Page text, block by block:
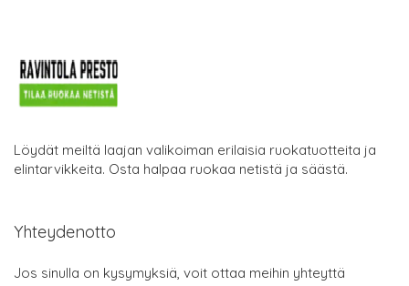
Löydät meiltä laajan valikoiman erilaisia ruokatuotteita ja
elintarvikkeita. Osta halpaa ruokaa netistä ja säästä.
Yhteydenotto
Jos sinulla on kysymyksiä, voit ottaa meihin yhteyttä